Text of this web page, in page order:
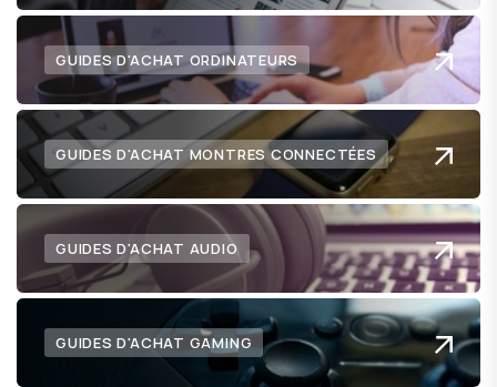
GUIDES D'ACHAT ORDINATEURS
GUIDES D'ACHAT MONTRES CONNECTÉES
GUIDES D'ACHAT AUDIO
GUIDES D'ACHAT GAMING